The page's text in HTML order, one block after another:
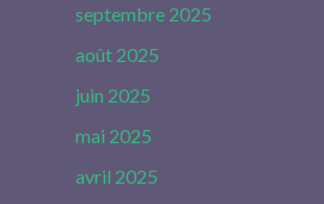
septembre 2025
août 2025
juin 2025
mai 2025
avril 2025